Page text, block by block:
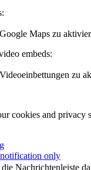
Maps zu
embeds:
zu
cookies and privacy
only
Nachrichtenleiste